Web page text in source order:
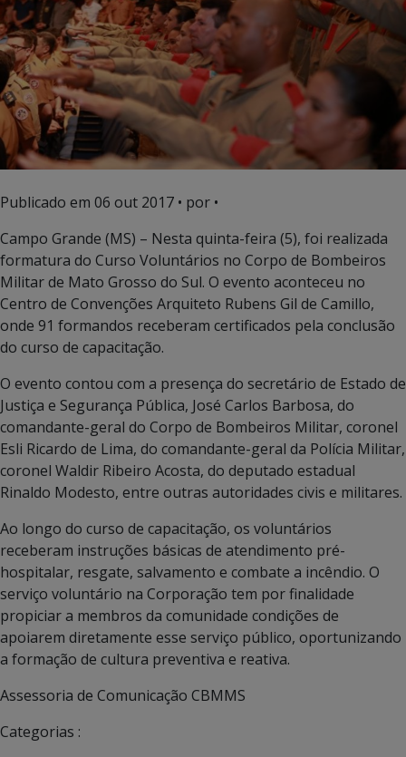
Publicado em 06 out 2017 • por •
Campo Grande (MS) – Nesta quinta-feira (5), foi realizada
formatura do Curso Voluntários no Corpo de Bombeiros
Militar de Mato Grosso do Sul. O evento aconteceu no
Centro de Convenções Arquiteto Rubens Gil de Camillo,
onde 91 formandos receberam certificados pela conclusão
do curso de capacitação.
O evento contou com a presença do secretário de Estado de
Justiça e Segurança Pública, José Carlos Barbosa, do
comandante-geral do Corpo de Bombeiros Militar, coronel
Esli Ricardo de Lima, do comandante-geral da Polícia Militar,
coronel Waldir Ribeiro Acosta, do deputado estadual
Rinaldo Modesto, entre outras autoridades civis e militares.
Ao longo do curso de capacitação, os voluntários
receberam instruções básicas de atendimento pré-
hospitalar, resgate, salvamento e combate a incêndio. O
serviço voluntário na Corporação tem por finalidade
propiciar a membros da comunidade condições de
apoiarem diretamente esse serviço público, oportunizando
a formação de cultura preventiva e reativa.
Assessoria de Comunicação CBMMS
Categorias :